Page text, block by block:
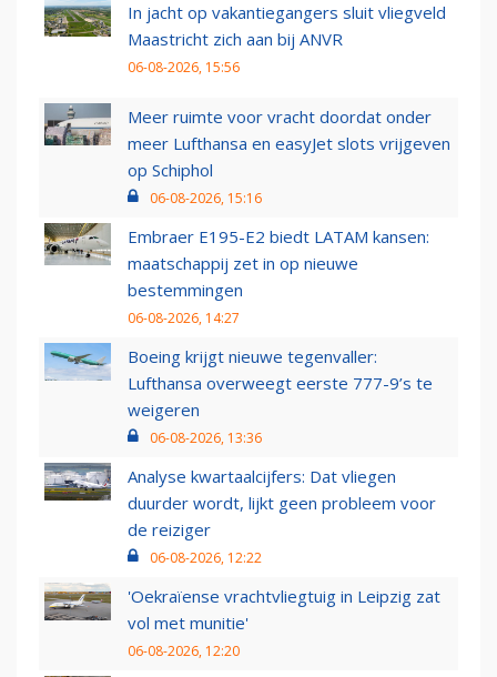
In jacht op vakantiegangers sluit vliegveld
Maastricht zich aan bij ANVR
06-08-2026, 15:56
Meer ruimte voor vracht doordat onder
meer Lufthansa en easyJet slots vrijgeven
op Schiphol
06-08-2026, 15:16
Embraer E195-E2 biedt LATAM kansen:
maatschappij zet in op nieuwe
bestemmingen
06-08-2026, 14:27
Boeing krijgt nieuwe tegenvaller:
Lufthansa overweegt eerste 777-9’s te
weigeren
06-08-2026, 13:36
Analyse kwartaalcijfers: Dat vliegen
duurder wordt, lijkt geen probleem voor
de reiziger
06-08-2026, 12:22
'Oekraïense vrachtvliegtuig in Leipzig zat
vol met munitie'
06-08-2026, 12:20